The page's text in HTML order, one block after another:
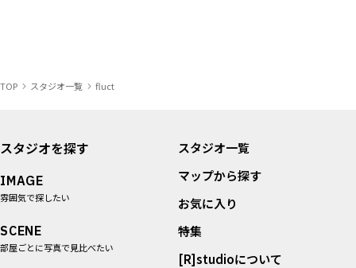
TOP スタジオ一覧 fluct
スタジオを探す
IMAGE
雰囲気で探したい
SCENE
部屋ごとに写真で見比べたい
スタジオ一覧
マップから探す
お気に入り
特集
[R]studioについて